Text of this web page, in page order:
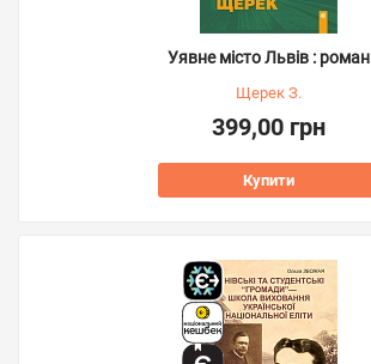
Уявне місто Львів : роман
Щерек З.
399,00 грн
Купити